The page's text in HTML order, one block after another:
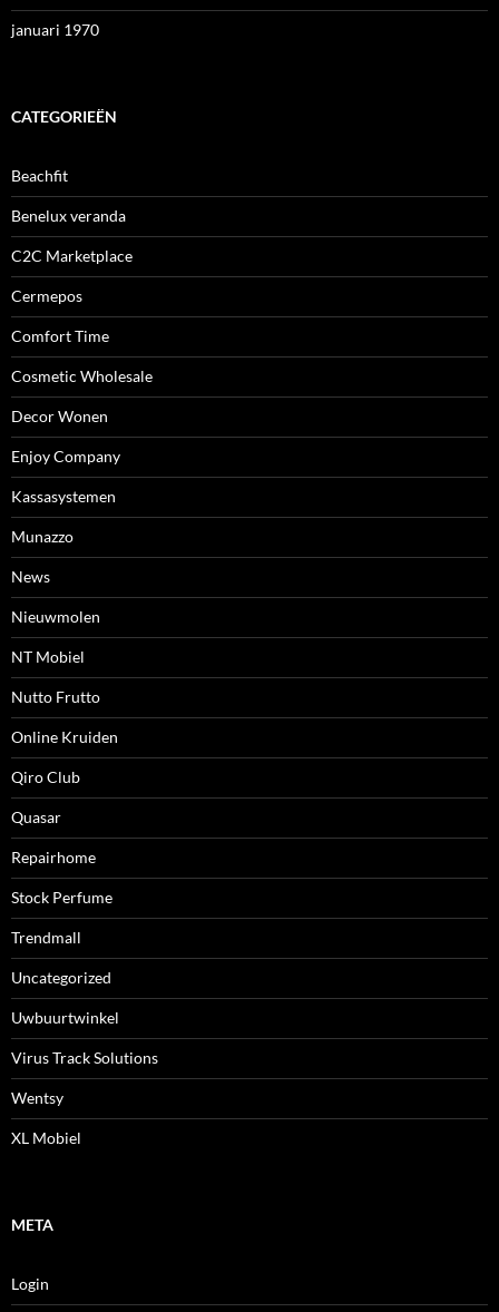
januari 1970
CATEGORIEËN
Beachfit
Benelux veranda
C2C Marketplace
Cermepos
Comfort Time
Cosmetic Wholesale
Decor Wonen
Enjoy Company
Kassasystemen
Munazzo
News
Nieuwmolen
NT Mobiel
Nutto Frutto
Online Kruiden
Qiro Club
Quasar
Repairhome
Stock Perfume
Trendmall
Uncategorized
Uwbuurtwinkel
Virus Track Solutions
Wentsy
XL Mobiel
META
Login